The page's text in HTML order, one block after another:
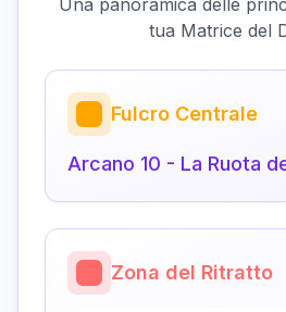
Una panoramica delle
tua Matrice del
Fulcro Centrale
Arcano 10 - La Ruota
Zona del Ritratto